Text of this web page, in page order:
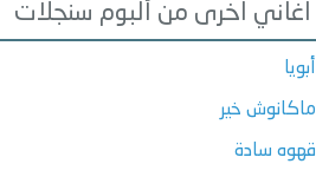
اغاني اخرى من ألبوم سنجلات
أبويا
ماكانوش خير
قهوه سادة